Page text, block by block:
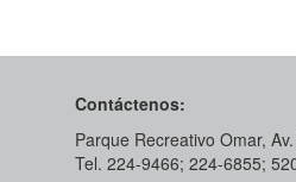
Contáctenos:
Parque Recreativo Omar,
Tel. 224-9466; 224-6855;